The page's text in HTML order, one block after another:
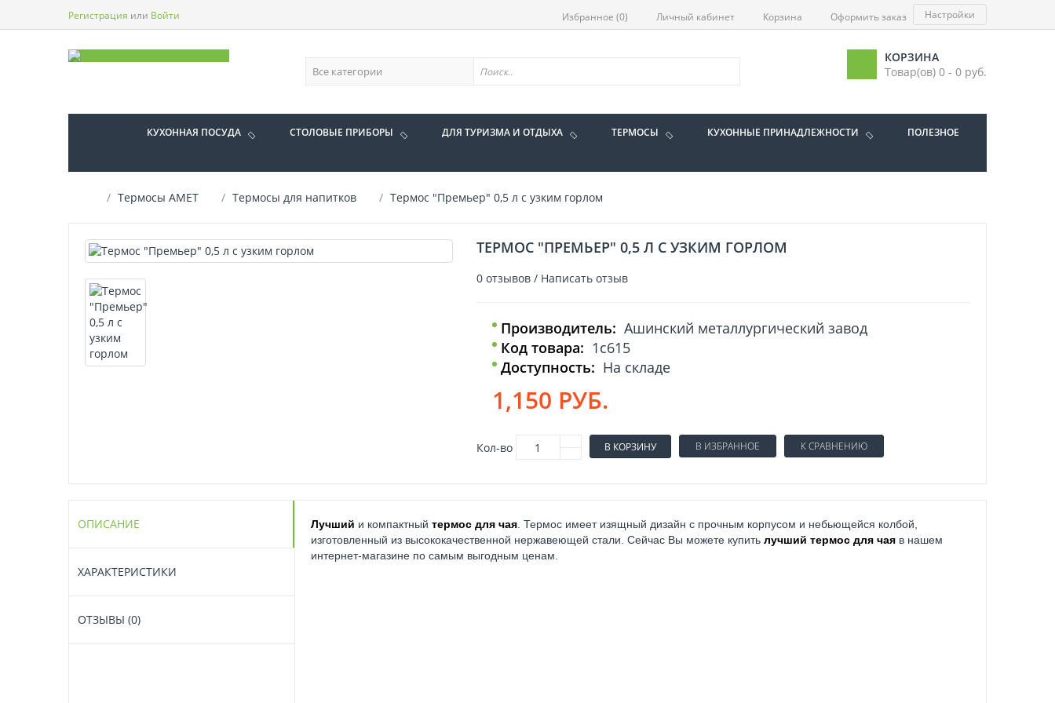
Регистрация или Войти Избранное (0) Личный кабинет Корзина Оформить заказ Настройки
КОРЗИНА
Товар(ов) 0 - 0 руб.
КУХОННАЯ ПОСУДА СТОЛОВЫЕ ПРИБОРЫ ДЛЯ ТУРИЗМА И ОТДЫХА ТЕРМОСЫ КУХОННЫЕ ПРИНАДЛЕЖНОСТИ ПОЛЕЗНОЕ
Термосы АМЕТ Термосы для напитков Термос "Премьер" 0,5 л с узким горлом
ТЕРМОС "ПРЕМЬЕР" 0,5 Л С УЗКИМ ГОРЛОМ
0 отзывов/ Написать отзыв
Производитель: Ашинский металлургический завод
Код товара: 1с615
Доступность: На складе
1,150 РУБ.
Кол-во В КОРЗИНУ В ИЗБРАННОЕ К СРАВНЕНИЮ
ОПИСАНИЕ
ХАРАКТЕРИСТИКИ
ОТЗЫВЫ (0)
Лучший и компактный термос для чая. Термос имеет изящный дизайн с прочным корпусом и небьющейся колбой,
изготовленный из высококачественной нержавеющей стали. Сейчас Вы можете купить лучший термос для чаяв нашем
интернет-магазине по самым выгодным ценам.